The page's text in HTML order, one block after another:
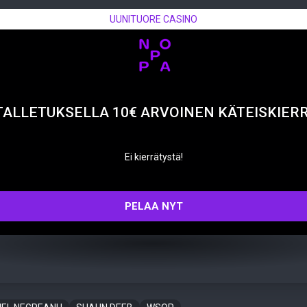
UUNITUORE CASINO
10€ ARVOINEN
Ei kierrätystä!
PELAA NYT